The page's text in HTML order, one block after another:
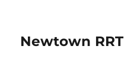
Newtown RRT